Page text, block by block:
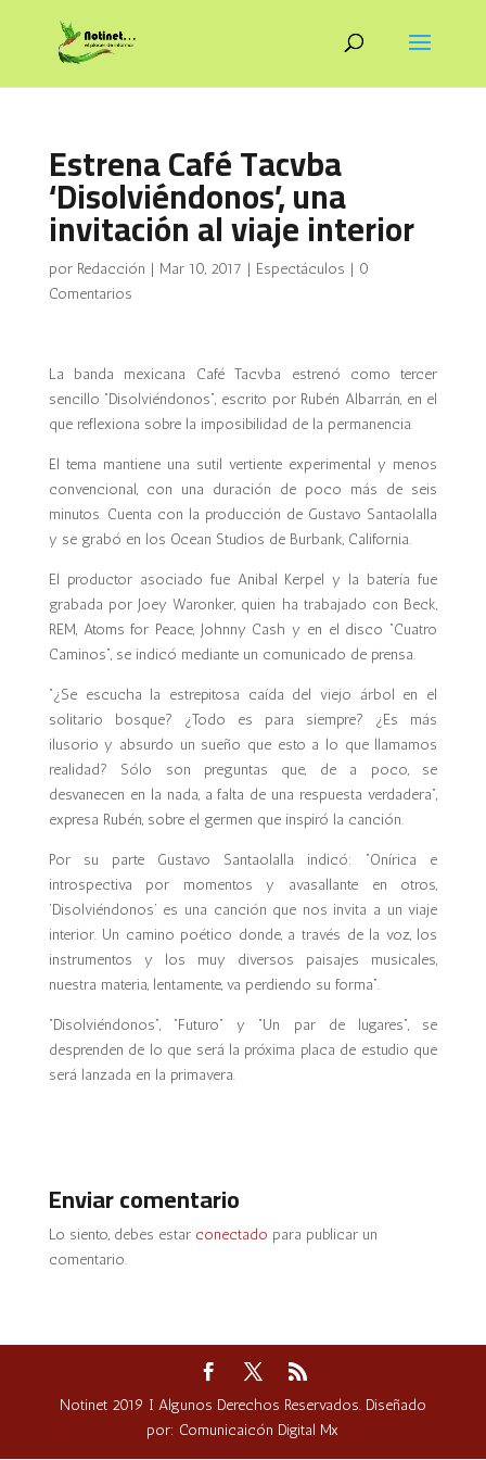
Estrena Café Tacvba
‘Disolviéndonos’, una
invitación al viaje interior
por Redacción | Mar 10, 2017 | Espectáculos | 0
Comentarios
La banda mexicana Café Tacvba estrenó como tercer
sencillo “Disolviéndonos”, escrito por Rubén Albarrán, en el
que reflexiona sobre la imposibilidad de la permanencia.
El tema mantiene una sutil vertiente experimental y menos
convencional, con una duración de poco más de seis
minutos. Cuenta con la producción de Gustavo Santaolalla
y se grabó en los Ocean Studios de Burbank, California.
El productor asociado fue Anibal Kerpel y la batería fue
grabada por Joey Waronker, quien ha trabajado con Beck,
REM, Atoms for Peace, Johnny Cash y en el disco “Cuatro
Caminos”, se indicó mediante un comunicado de prensa.
“¿Se escucha la estrepitosa caída del viejo árbol en el
solitario bosque? ¿Todo es para siempre? ¿Es más
ilusorio y absurdo un sueño que esto a lo que llamamos
realidad? Sólo son preguntas que, de a poco, se
desvanecen en la nada, a falta de una respuesta verdadera”,
expresa Rubén, sobre el germen que inspiró la canción.
Por su parte Gustavo Santaolalla indicó: “Onírica e
introspectiva por momentos y avasallante en otros,
‘Disolviéndonos’ es una canción que nos invita a un viaje
interior. Un camino poético donde, a través de la voz, los
instrumentos y los muy diversos paisajes musicales,
nuestra materia, lentamente, va perdiendo su forma”.
“Disolviéndonos”, “Futuro” y “Un par de lugares”, se
desprenden de lo que será la próxima placa de estudio que
será lanzada en la primavera.
Enviar comentario
Lo siento, debes estar conectado para publicar un
comentario.
Notinet 2019 I Algunos Derechos Reservados. Diseñado
por: Comunicaicón Digital Mx